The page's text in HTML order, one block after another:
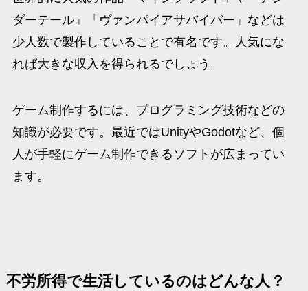
ダーテール」「ヴァンパイアサバイバー」などは
少人数で製作していることで有名です。人気にな
れば大きな収入を得られるでしょう。
ゲーム制作するには、プログラミング技術などの
知識が必要です。最近ではUnityやGodotなど、個
人が手軽にゲーム制作できるソフトが広まってい
ます。
不労所得で生活しているのはどんな人？